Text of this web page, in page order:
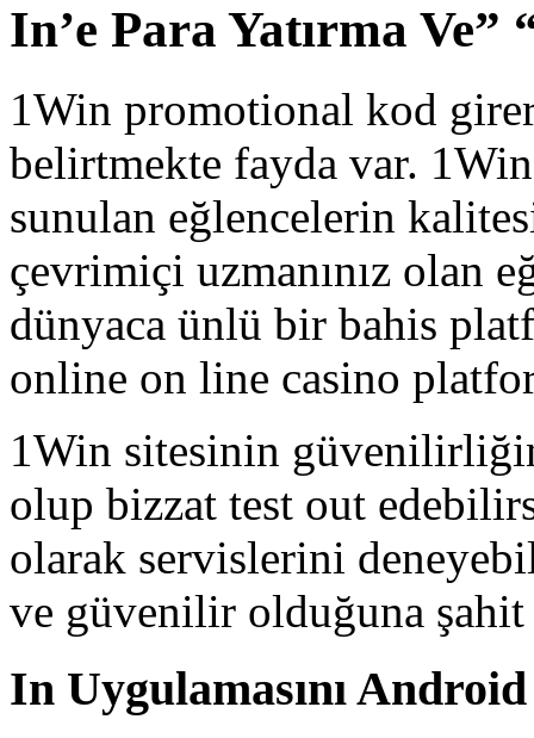
In’e Para Yatırma Ve”
1Win promotional kod
belirtmekte fayda var.
sunulan eğlencelerin
çevrimiçi uzmanınız olan
dünyaca ünlü bir bahis
online on line casino
1Win sitesinin
olup bizzat test out
olarak servislerini
ve güvenilir olduğuna şahit
In Uygulamasını